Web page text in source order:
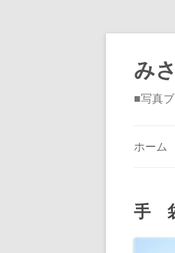
み
■写真
ホーム
手